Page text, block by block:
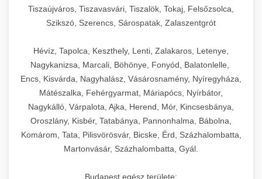
Tiszaújváros, Tiszavasvári, Tiszalök, Tokaj, Felsőzsolca,
Szikszó, Szerencs, Sárospatak, Zalaszentgrót
Hévíz, Tapolca, Keszthely, Lenti, Zalakaros, Letenye,
Nagykanizsa, Marcali, Böhönye, Fonyód, Balatonlelle,
Encs, Kisvárda, Nagyhalász, Vásárosnamény, Nyíregyháza,
Mátészalka, Fehérgyarmat, Máriapócs, Nyírbátor,
Nagykálló, Várpalota, Ajka, Herend, Mór, Kincsesbánya,
Oroszlány, Kisbér, Tatabánya, Pannonhalma, Bábolna,
Komárom, Tata, Pilisvörösvár, Bicske, Érd, Százhalombatta,
Martonvásár, Százhalombatta, Gyál.
Budapest egész területe: